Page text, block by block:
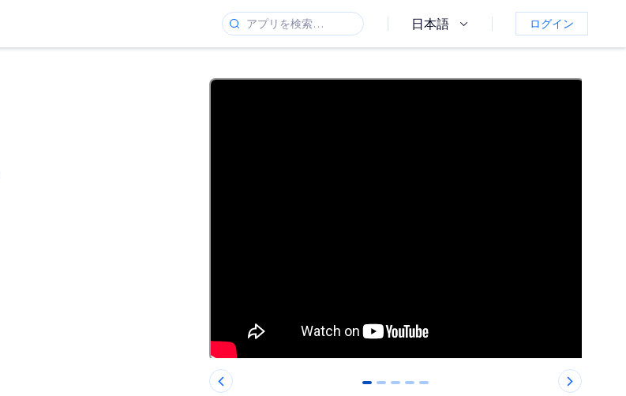
日本語 ログイン
0 1 2 3 4